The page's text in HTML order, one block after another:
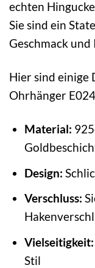
echten
Sie sind ein
Geschmack
Hier sind einige
Ohrhänger
Material:
Design:
Verschluss:
Vielseitigkeit:
Stil